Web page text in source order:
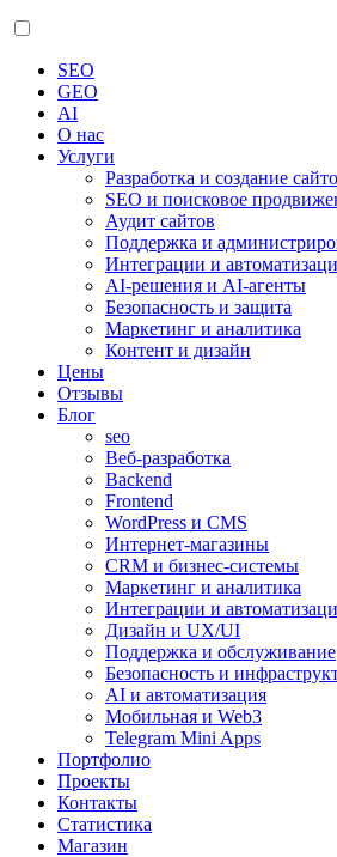
SEO
GEO
AI
О нас
Услуги
Разработка и создание
SEO и поисковое
Аудит сайтов
Поддержка и
Интеграции и
AI-решения и AI-агенты
Безопасность и защита
Маркетинг и аналитика
Контент и дизайн
Цены
Отзывы
Блог
seo
Веб-разработка
Backend
Frontend
WordPress и CMS
Интернет-магазины
CRM и бизнес-системы
Маркетинг и аналитика
Интеграции и
Дизайн и UX/UI
Поддержка и обслуживание
Безопасность и
AI и автоматизация
Мобильная и Web3
Telegram Mini Apps
Портфолио
Проекты
Контакты
Статистика
Магазин